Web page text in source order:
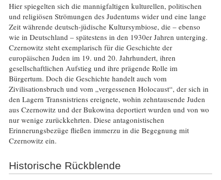
Hier spiegelten sich die mannigfaltigen kulturellen, politischen
und religiösen Strömungen des Judentums wider und eine lange
Zeit währende deutsch-jüdische Kultursymbiose, die – ebenso
wie in Deutschland – spätestens in den 1930er Jahren unterging.
Czernowitz steht exemplarisch für die Geschichte der
europäischen Juden im 19. und 20. Jahrhundert, ihren
gesellschaftlichen Aufstieg und ihre prägende Rolle im
Bürgertum. Doch die Geschichte handelt auch vom
Zivilisationsbruch und vom „vergessenen Holocaust“, der sich in
den Lagern Transnistriens ereignete, wohin zehntausende Juden
aus Czernowitz und der Bukowina deportiert wurden und von wo
nur wenige zurückkehrten. Diese antagonistischen
Erinnerungsbezüge fließen immerzu in die Begegnung mit
Czernowitz ein.
Historische Rückblende